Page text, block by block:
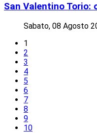
San Valentino Torio:
Sabato, 08 Agosto
1
2
3
4
5
6
7
8
9
10